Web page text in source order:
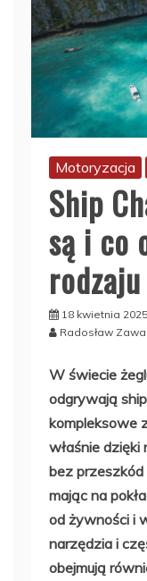
Motoryzacja
Ship
są i co
18 kwietnia 2025
Radosław
W świecie
odgrywają
kompleksowe
właśnie dzięki
bez
mając na
od żywności i
narzędzia i
obejmują